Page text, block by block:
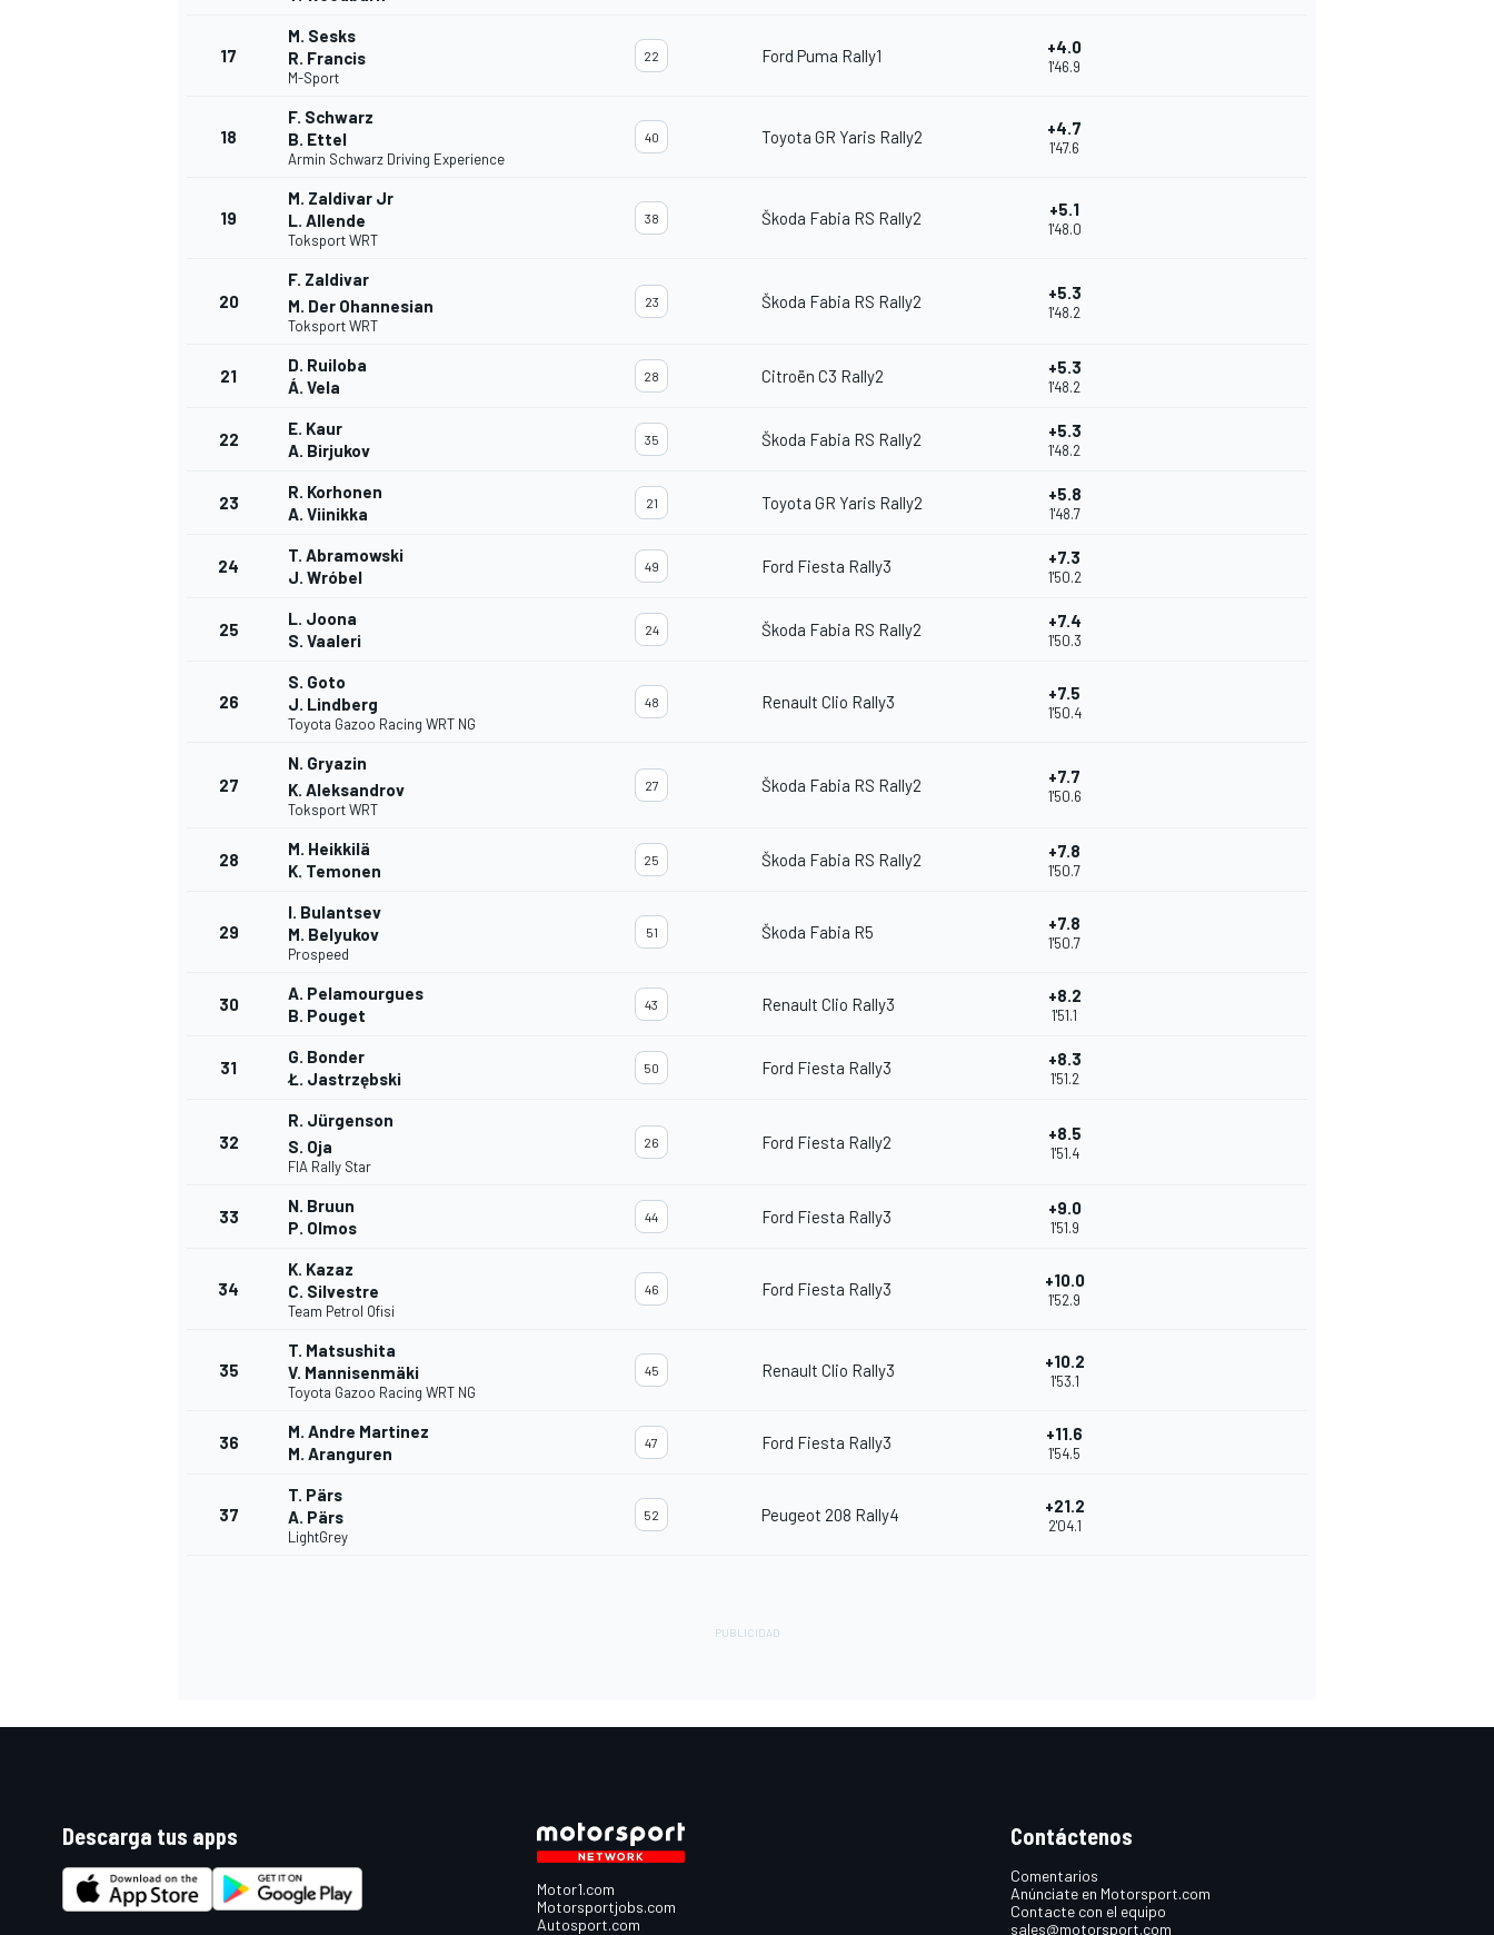
MÁS CATEGORÍAS
17
M. Sesks
R. Francis
M-Sport
22 Ford Puma Rally1 +4.0
1'46.9
18
F. Schwarz
B. Ettel
Armin Schwarz Driving Experience
40 Toyota GR Yaris Rally2 +4.7
1'47.6
19
M. Zaldivar Jr
L. Allende
Toksport WRT
38 Škoda Fabia RS Rally2 +5.1
1'48.0
20
F. Zaldivar
M. Der Ohannesian
Toksport WRT
23 Škoda Fabia RS Rally2 +5.3
1'48.2
21
D. Ruiloba
Á. Vela
28 Citroën C3 Rally2 +5.3
1'48.2
22
E. Kaur
A. Birjukov
35 Škoda Fabia RS Rally2 +5.3
1'48.2
23
R. Korhonen
A. Viinikka
21 Toyota GR Yaris Rally2 +5.8
1'48.7
24
T. Abramowski
J. Wróbel
49 Ford Fiesta Rally3 +7.3
1'50.2
25
L. Joona
S. Vaaleri
24 Škoda Fabia RS Rally2 +7.4
1'50.3
26
S. Goto
J. Lindberg
Toyota Gazoo Racing WRT NG
48 Renault Clio Rally3 +7.5
1'50.4
27
N. Gryazin
K. Aleksandrov
Toksport WRT
27 Škoda Fabia RS Rally2 +7.7
1'50.6
28
M. Heikkilä
K. Temonen
25 Škoda Fabia RS Rally2 +7.8
1'50.7
29
I. Bulantsev
M. Belyukov
Prospeed
51 Škoda Fabia R5 +7.8
1'50.7
30
A. Pelamourgues
B. Pouget
43 Renault Clio Rally3 +8.2
1'51.1
31
G. Bonder
Ł. Jastrzębski
50 Ford Fiesta Rally3 +8.3
1'51.2
32
R. Jürgenson
S. Oja
FIA Rally Star
26 Ford Fiesta Rally2 +8.5
1'51.4
33
N. Bruun
P. Olmos
44 Ford Fiesta Rally3 +9.0
1'51.9
34
K. Kazaz
C. Silvestre
Team Petrol Ofisi
46 Ford Fiesta Rally3 +10.0
1'52.9
35
T. Matsushita
V. Mannisenmäki
Toyota Gazoo Racing WRT NG
45 Renault Clio Rally3 +10.2
1'53.1
36
M. Andre Martinez
M. Aranguren
47 Ford Fiesta Rally3 +11.6
1'54.5
37
T. Pärs
A. Pärs
LightGrey
52 Peugeot 208 Rally4 +21.2
2'04.1
Descarga tus apps
Motor1.com
Motorsportjobs.com
Autosport.com
Contáctenos
Comentarios
Anúnciate en Motorsport.com
Contacte con el equipo
sales@motorsport.com